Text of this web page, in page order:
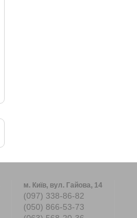
м. Київ, вул. Гайова, 14
(097) 338-86-82
(050) 866-53-73